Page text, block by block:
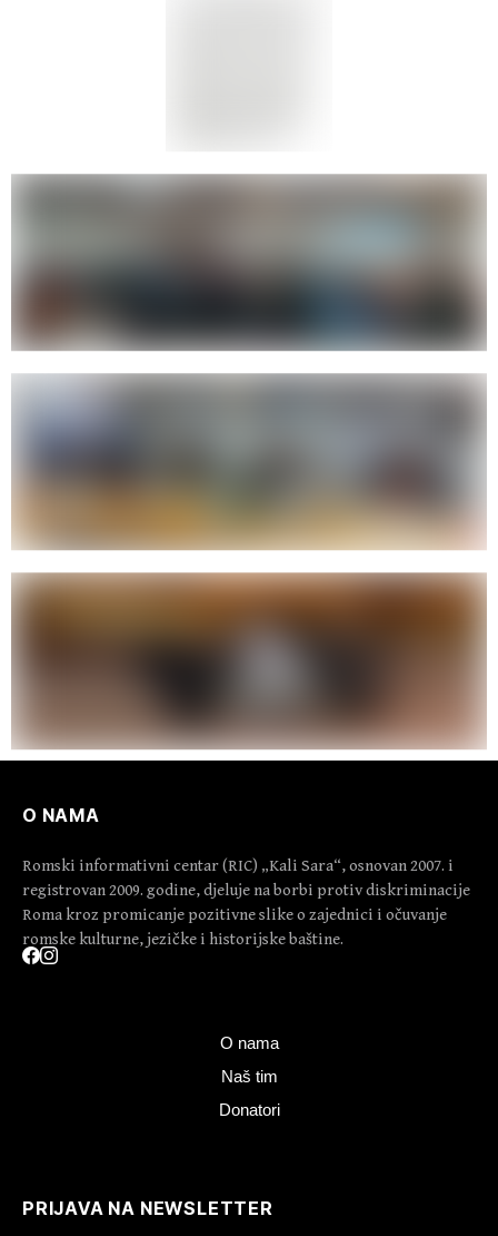
O NAMA
Romski informativni centar (RIC) „Kali Sara“, osnovan 2007. i
registrovan 2009. godine, djeluje na borbi protiv diskriminacije
Roma kroz promicanje pozitivne slike o zajednici i očuvanje
romske kulturne, jezičke i historijske baštine.
O nama
Naš tim
Donatori
PRIJAVA NA NEWSLETTER